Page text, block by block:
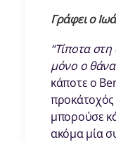
Γράφει o
“Τίποτα
μόνο ο
κάποτε ο
μπορούσε
ακόμα μία